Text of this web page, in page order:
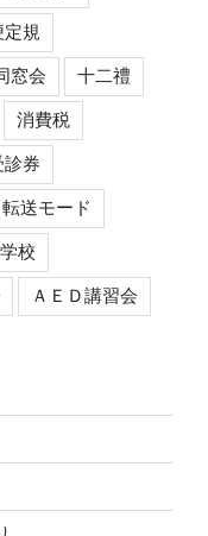
定規
窓会 十二禮
消費税
診券
転送モード
校
ＡＥＤ講習会